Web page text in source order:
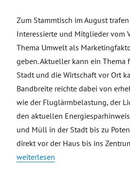
Zum Stammtisch im August
Interessierte und Mitglieder vom
Thema Umwelt als
geben. Aktueller kann ein
Stadt und die Wirtschaft vor Ort
Bandbreite reichte dabei von
wie der Fluglärmbelastung, der
den aktuellen
und Müll in der Stadt bis zu
direkt vor der Haus bis ins
„#TGVeb-Stammtisch im
weiterlesen